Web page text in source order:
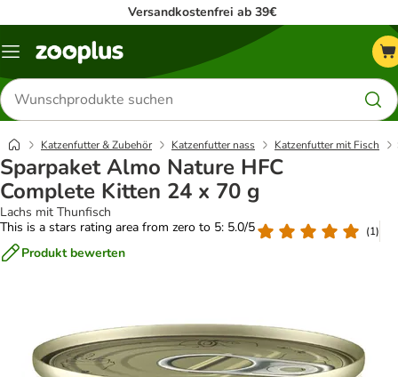
Versandkostenfrei ab 39€
Menü
Produkte
suchen
Katzenfutter & Zubehör Katzenfutter nass Katzenfutter mit Fisch
Sparpaket Almo Nature HFC
Complete Kitten 24 x 70 g
Lachs mit Thunfisch
This is a stars rating area from zero to 5: 5.0/5
(1)
Produkt bewerten